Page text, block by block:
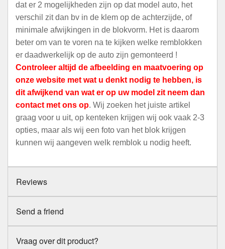
dat er 2 mogelijkheden zijn op dat model auto, het
verschil zit dan bv in de klem op de achterzijde, of
minimale afwijkingen in de blokvorm. Het is daarom
beter om van te voren na te kijken welke remblokken
er daadwerkelijk op de auto zijn gemonteerd !
Controleer altijd de afbeelding en maatvoering op
onze website met wat u denkt nodig te hebben, is
dit afwijkend van wat er op uw model zit neem dan
contact met ons op. Wij zoeken het juiste artikel
graag voor u uit, op kenteken krijgen wij ook vaak 2-3
opties, maar als wij een foto van het blok krijgen
kunnen wij aangeven welk remblok u nodig heeft.
Reviews
Send a friend
Vraag over dit product?